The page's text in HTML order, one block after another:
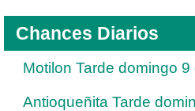
Chances Diarios
Motilon Tarde domingo
Antioqueñita Tarde